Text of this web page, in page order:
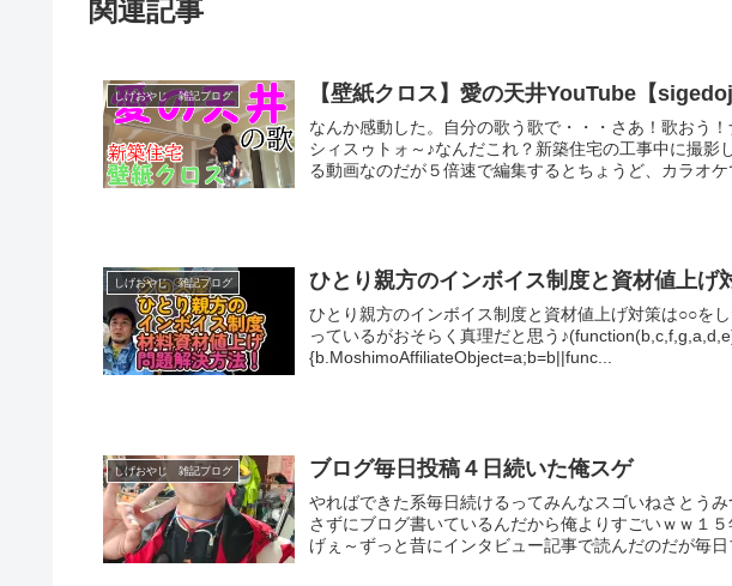
関連記事
しげおやじ 雑記ブログ 【壁紙クロス】愛の天井YouTube【
なんか感動した。自分の歌う歌で・・・さあ！歌おう
シィスゥトォ～♪なんだこれ？新築住宅の工事中に撮影
る動画なのだが５倍速で編集するとちょうど、カラオケ
しげおやじ 雑記ブログ ひとり親方のインボイス制度と資材値上げ
ひとり親方のインボイス制度と資材値上げ対策は○○を
っているがおそらく真理だと思う
{b.MoshimoAffiliateObject=a;b=b||func...
しげおやじ 雑記ブログ ブログ毎日投稿４日続いた俺スゲ
やればできた系毎日続けるってみんなスゴいねさとう
さずにブログ書いているんだから俺よりすごいｗｗ１
げぇ～ずっと昔にインタビュー記事で読んだのだが毎日